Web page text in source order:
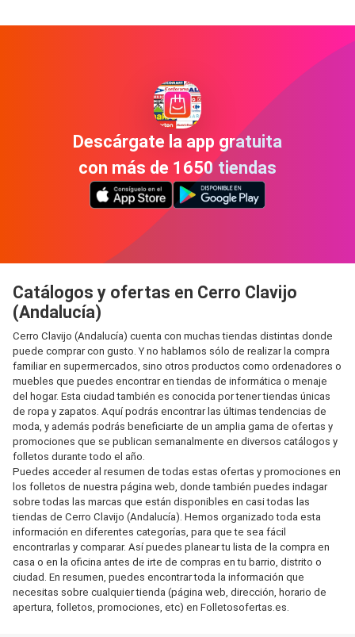
Descárgate la app gratuita
con más de 1650 tiendas
Catálogos y ofertas en Cerro Clavijo
(Andalucía)
Cerro Clavijo (Andalucía) cuenta con muchas tiendas distintas donde
puede comprar con gusto. Y no hablamos sólo de realizar la compra
familiar en supermercados, sino otros productos como ordenadores o
muebles que puedes encontrar en tiendas de informática o menaje
del hogar. Esta ciudad también es conocida por tener tiendas únicas
de ropa y zapatos. Aquí podrás encontrar las últimas tendencias de
moda, y además podrás beneficiarte de un amplia gama de ofertas y
promociones que se publican semanalmente en diversos catálogos y
folletos durante todo el año.
Puedes acceder al resumen de todas estas ofertas y promociones en
los folletos de nuestra página web, donde también puedes indagar
sobre todas las marcas que están disponibles en casi todas las
tiendas de Cerro Clavijo (Andalucía). Hemos organizado toda esta
información en diferentes categorías, para que te sea fácil
encontrarlas y comparar. Así puedes planear tu lista de la compra en
casa o en la oficina antes de irte de compras en tu barrio, distrito o
ciudad. En resumen, puedes encontrar toda la información que
necesitas sobre cualquier tienda (página web, dirección, horario de
apertura, folletos, promociones, etc) en Folletosofertas.es.